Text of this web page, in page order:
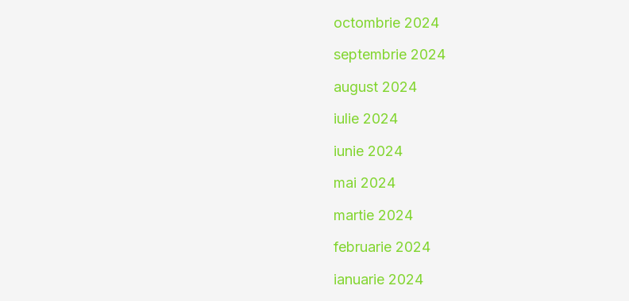
octombrie 2024
septembrie 2024
august 2024
iulie 2024
iunie 2024
mai 2024
martie 2024
februarie 2024
ianuarie 2024